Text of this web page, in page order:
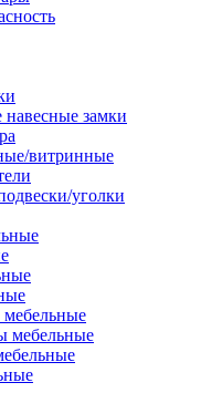
замки
витринные
уголки
мебельные